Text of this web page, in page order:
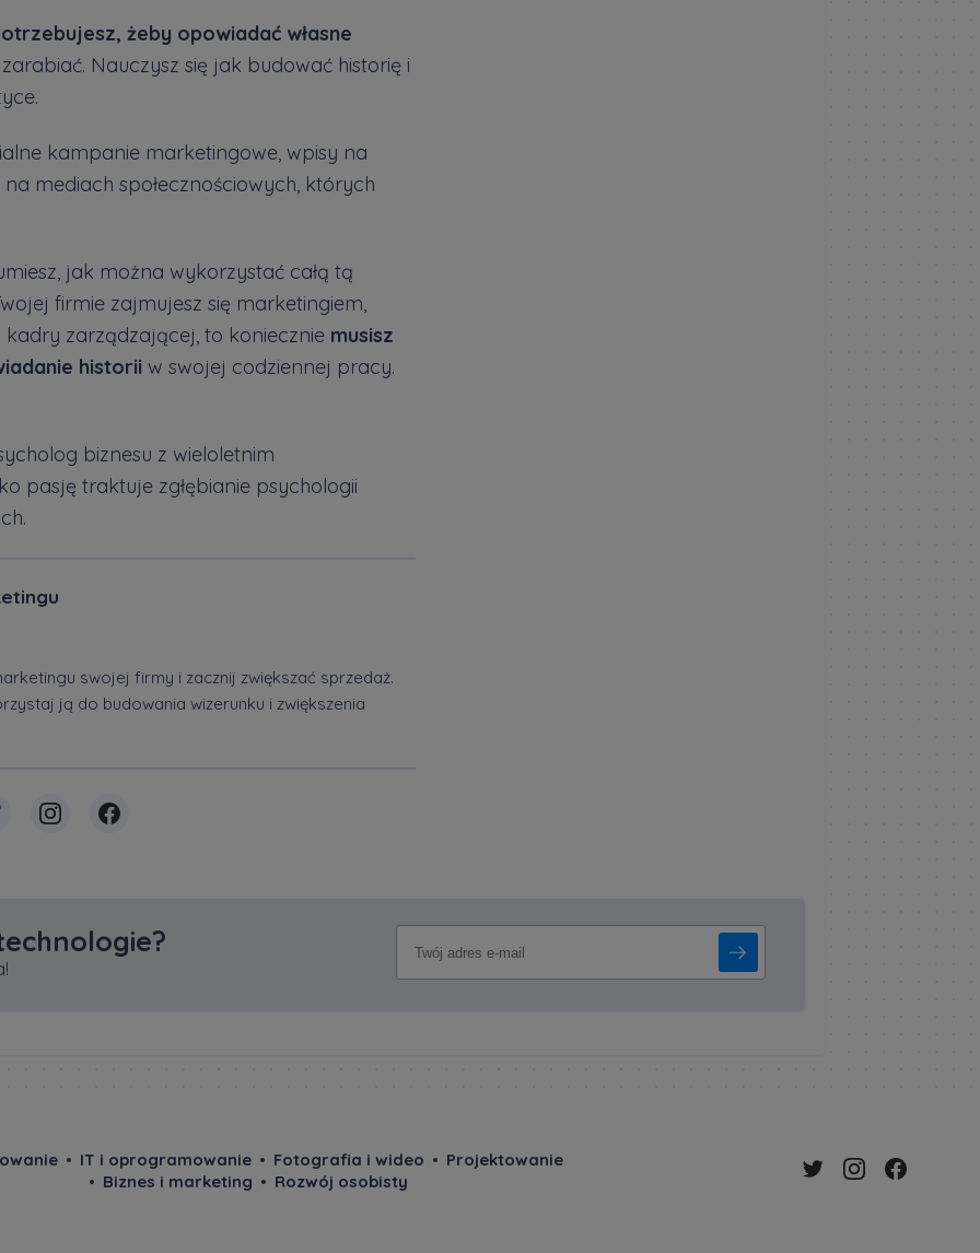
żeby opowiadać własne
Nauczysz się jak budować historię i
kampanie marketingowe, wpisy na
mediach społecznościowych, których
jak można wykorzystać całą tą
firmie zajmujesz się marketingiem,
kadry zarządzającej, to koniecznie musisz
historii w swojej codziennej pracy.
biznesu z wieloletnim
pasję traktuje zgłębianie psychologii
swojej firmy i zacznij zwiększać sprzedaż.
ją do budowania wizerunku i zwiększenia
IT i oprogramowanie Fotografia i wideo
Projektowanie
Biznes i marketing
Rozwój osobisty